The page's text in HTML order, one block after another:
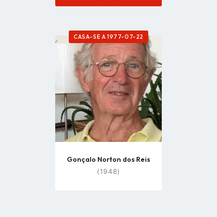
CASA-SE A 1977-07-22
Go
to
profile
page
Gonçalo Norton dos Reis
(1948)